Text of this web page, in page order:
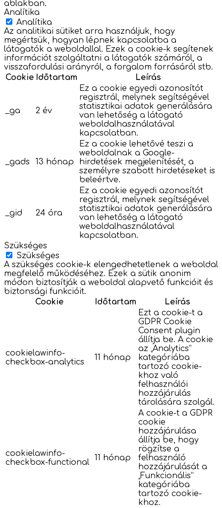
ablakban.
Analítika
Analítika
Az analitikai sütiket arra használjuk, hogy
megértsük, hogyan lépnek kapcsolatba a
látogatók a weboldallal. Ezek a cookie-k segítenek
információt szolgáltatni a látogatók számáról, a
visszafordulási arányról, a forgalom forrásáról stb.
Cookie Időtartam Leírás
_ga 2 év
Ez a cookie egyedi azonosítót
regisztrál, melynek segítségével
statisztikai adatok generálására
van lehetőség a látogató
weboldalhasználatával
kapcsolatban.
_gads 13 hónap
Ez a cookie lehetővé teszi a
weboldalnak a Google-
hirdetések megjelenítését, a
személyre szabott hirdetéseket is
beleértve.
_gid 24 óra
Ez a cookie egyedi azonosítót
regisztrál, melynek segítségével
statisztikai adatok generálására
van lehetőség a látogató
weboldalhasználatával
kapcsolatban.
Szükséges
Szükséges
A szükséges cookie-k elengedhetetlenek a weboldal
megfelelő működéséhez. Ezek a sütik anonim
módon biztosítják a weboldal alapvető funkcióit és
biztonsági funkcióit.
Cookie
Időtartam Leírás
cookielawinfo-
checkbox-analytics
11 hónap
Ezt a cookie-t a
GDPR Cookie
Consent plugin
állítja be. A cookie
az „Analytics”
kategóriába
tartozó cookie-
khoz való
felhasználói
hozzájárulás
tárolására szolgál.
cookielawinfo-
checkbox-functional
11 hónap
A cookie-t a GDPR
cookie
hozzájárulása
állítja be, hogy
rögzítse a
felhasználó
hozzájárulását a
„Funkcionális”
kategóriába
tartozó cookie-
khoz.